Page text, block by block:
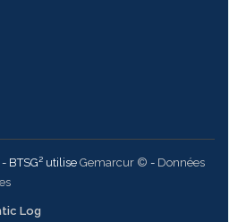
- BTSG² utilise Gemarcur © - Données
Log